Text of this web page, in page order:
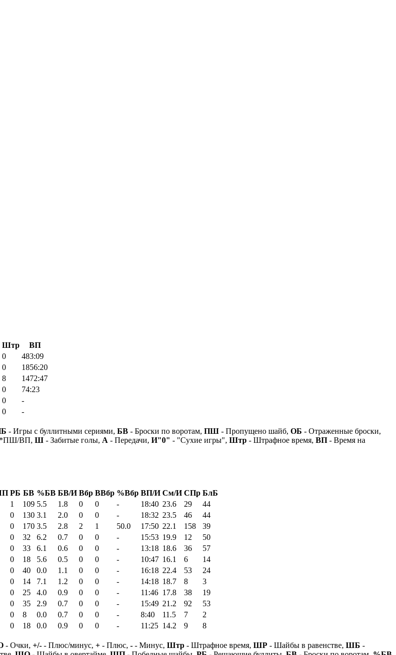
Штр
ВП
0
483:09
0
1856:20
8
1472:47
0
74:23
0
-
0
-
- Игры с буллитными сериями, БВ - Броски по воротам, ПШ - Пропущено шайб, ОБ - Отраженные броски,
ВП, Ш - Забитые голы, А - Передачи, И"0" - "Сухие игры", Штр - Штрафное время, ВП - Время на
РБ БВ %БВ БВ/И Вбр ВВбр %Вбр ВП/И См/И СПр БлБ
1 109 5.5 1.8 0 0 - 18:40 23.6 29
44
0 130 3.1 2.0 0 0 - 18:32 23.5 46
44
0 170 3.5 2.8 2 1 50.0 17:50 22.1 158
39
0 32 6.2 0.7 0 0 - 15:53 19.9 12
50
0 33 6.1 0.6 0 0 - 13:18 18.6 36
57
0 18 5.6 0.5 0 0 - 10:47 16.1 6
14
0 40 0.0 1.1 0 0 - 16:18 22.4 53
24
0 14 7.1 1.2 0 0 - 14:18 18.7 8
3
0 25 4.0 0.9 0 0 - 11:46 17.8 38
19
0 35 2.9 0.7 0 0 - 15:49 21.2 92
53
0 8 0.0 0.7 0 0 - 8:40 11.5 7
2
0 18 0.0 0.9 0 0 - 11:25 14.2 9
8
- Очки, +/- - Плюс/минус, + - Плюс, - - Минус, Штр - Штрафное время, ШР - Шайбы в равенстве, ШБ -